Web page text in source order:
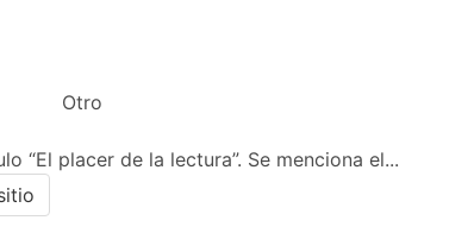
Otro
placer de la lectura”. Se menciona el...